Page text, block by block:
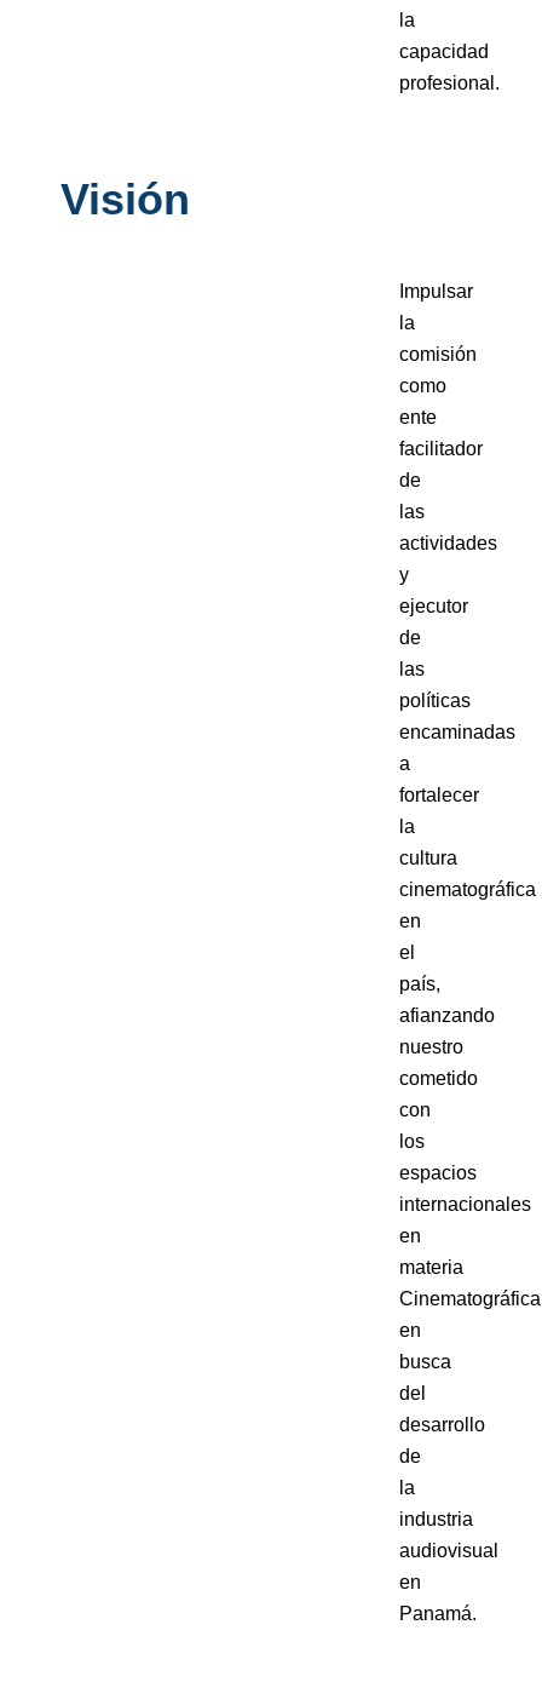
la
capacidad
profesional.
Visión
Impulsar
la
comisión
como
ente
facilitador
de
las
actividades
y
ejecutor
de
las
políticas
encaminadas
a
fortalecer
la
cultura
cinematográfica
en
el
país,
afianzando
nuestro
cometido
con
los
espacios
internacionales
en
materia
en
busca
del
desarrollo
de
la
industria
audiovisual
en
Panamá.